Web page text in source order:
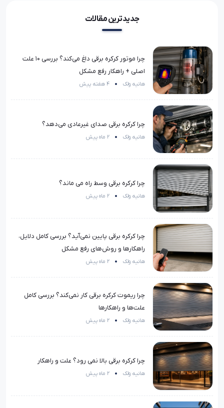
جدیدترین مقالات
چرا موتور کرکره برقی داغ می‌کند؟ بررسی ۱۰ علت
اصلی + راهکار رفع مشکل
هانیه ولک 4 هفته پیش
چرا کرکره برقی صدای غیرعادی می‌دهد؟
هانیه ولک 2 ماه پیش
چرا کرکره برقی وسط راه می ماند؟
هانیه ولک 2 ماه پیش
چرا کرکره برقی پایین نمی‌آید؟ بررسی کامل دلایل،
راهکارها و روش‌های رفع مشکل
هانیه ولک 2 ماه پیش
چرا ریموت کرکره برقی کار نمی‌کند؟ بررسی کامل
علت‌ها و راهکارها
هانیه ولک 2 ماه پیش
چرا کرکره برقی بالا نمی رود؟ علت و راهکار
هانیه ولک 2 ماه پیش